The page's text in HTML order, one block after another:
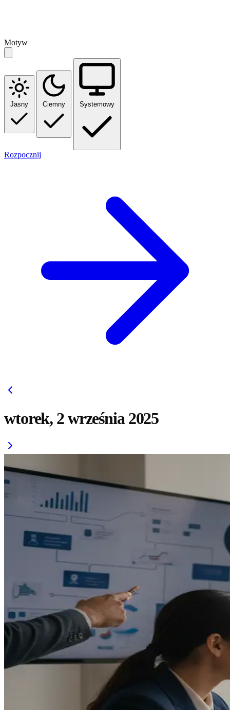
Motyw
Jasny Ciemny Systemowy
Rozpocznij
wtorek, 2 września 2025